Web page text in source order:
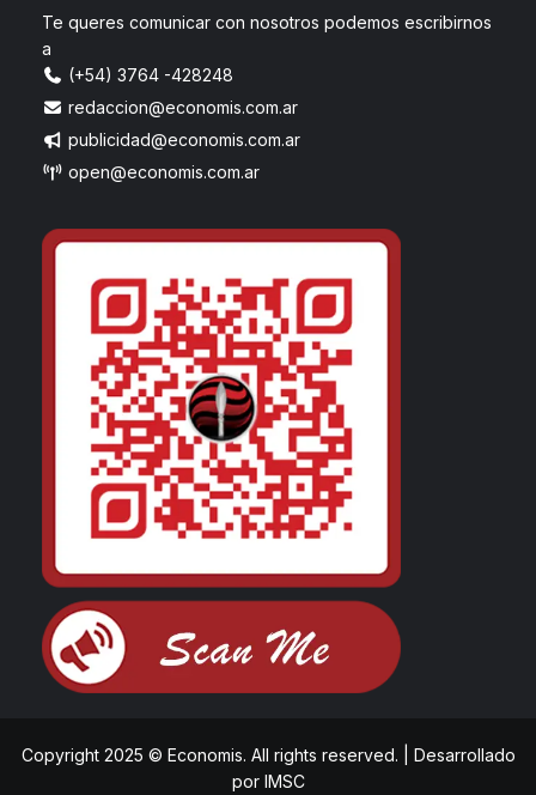
Te queres comunicar con nosotros podemos escribirnos
a
(+54) 3764 -428248
redaccion@economis.com.ar
publicidad@economis.com.ar
open@economis.com.ar
Copyright 2025 © Economis. All rights reserved.
Desarrollado
porIMSC